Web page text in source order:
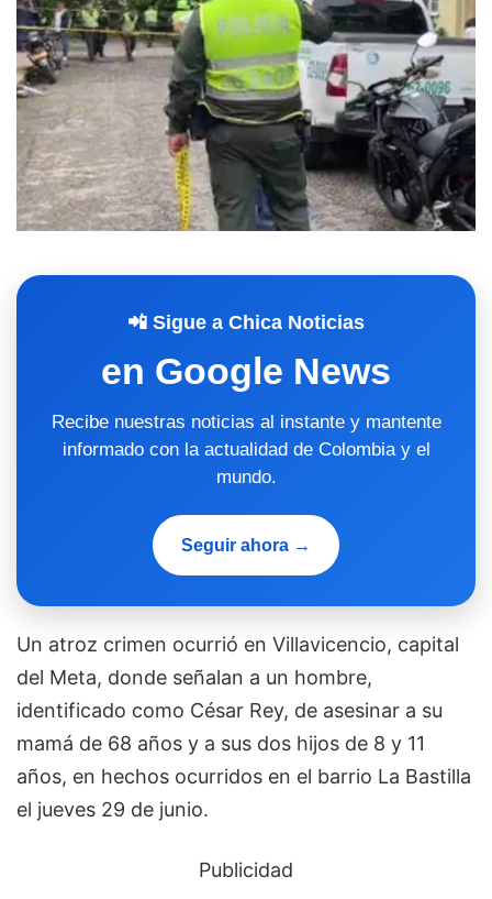
📲 Sigue a Chica Noticias
en Google News
Recibe nuestras noticias al instante y mantente
informado con la actualidad de Colombia y el
mundo.
Seguir ahora →
Un atroz crimen ocurrió en Villavicencio, capital
del Meta, donde señalan a un hombre,
identificado como César Rey, de asesinar a su
mamá de 68 años y a sus dos hijos de 8 y 11
años, en hechos ocurridos en el barrio La Bastilla
el jueves 29 de junio.
Publicidad